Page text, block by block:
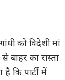
को विदेशी मां
बाहर का रास्ता
कि पार्टी में